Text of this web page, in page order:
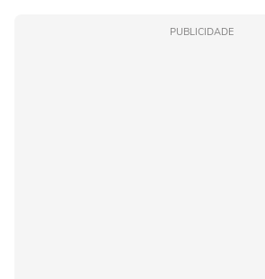
PUBLICIDADE